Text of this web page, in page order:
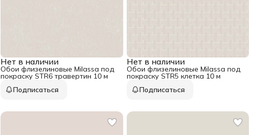
Нет в наличии
Обои флизелиновые Milassa под
покраску STR6 травертин 10 м
Подписаться
Нет в наличии
Обои флизелиновые Milassa под
покраску STR5 клетка 10 м
Подписаться